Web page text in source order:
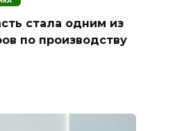
стала одним из
по производству